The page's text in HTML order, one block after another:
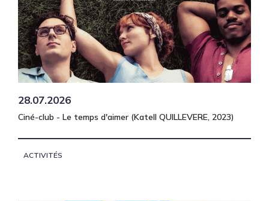
28.07.2026
Ciné-club - Le temps d'aimer (Katell QUILLEVERE, 2023)
ACTIVITÉS